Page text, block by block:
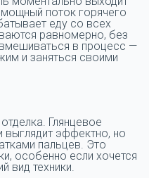
поток горячего
еду со всех
равномерно, без
в процесс —
и заняться своими
Глянцевое
выглядит эффектно, но
пальцев. Это
особенно если хочется
вид техники.